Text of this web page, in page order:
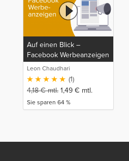
Auf einen Blick –
Facebook Werbeanzeigen
Leon Chaudhari
(1)
4,18€mtl. 1,49 € mtl.
Sie sparen 64 %